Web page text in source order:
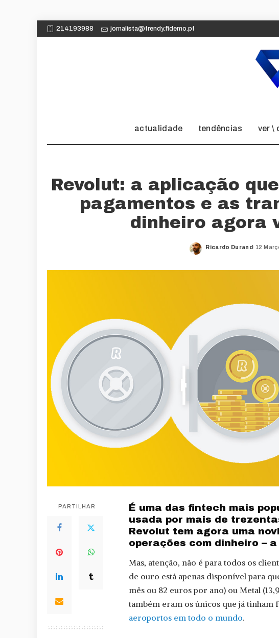
214193988 jornalista@trendy.fidemo.pt
actualidade tendências ver \
Revolut: a aplicação
pagamentos e as
dinheiro agora
Posted
Ricardo Durand 12
PARTILHAR
É uma das fintech mais
usada por mais de
Revolut tem agora uma
operações com dinheiro –
Mas, atenção, não é para todos os
de ouro está apenas disponível para
mês ou 82 euros por ano) ou Metal
também eram os únicos que já tinham
aeroportos em todo o mundo.